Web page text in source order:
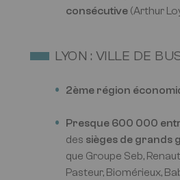
consécutive (Arthur
LYON : VILLE DE
2ème région
Presque 600 000
des sièges de grands
que Groupe Seb,
Pasteur, Biomérieux,